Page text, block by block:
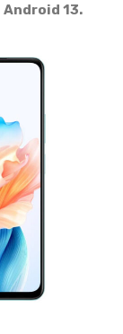
Android 13.